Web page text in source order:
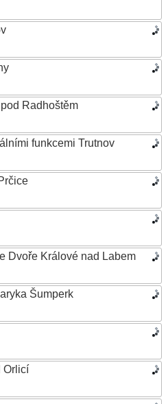
Radhoštěm
funkcemi Trutnov
Dvoře Králové nad Labem
Šumperk
Orlicí